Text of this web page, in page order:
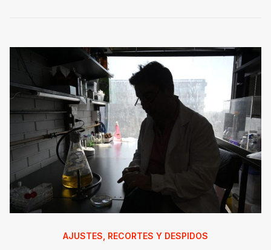
AJUSTES, RECORTES Y DESPIDOS